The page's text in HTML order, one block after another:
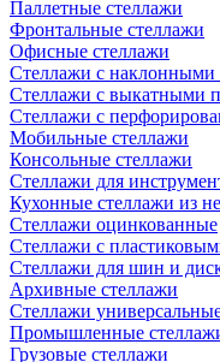
Паллетные стеллажи
Фронтальные стеллажи
Офисные стеллажи
Стеллажи с наклонными
Стеллажи с выкатными
Стеллажи с
Мобильные стеллажи
Консольные стеллажи
Стеллажи для
Кухонные стеллажи из
Стеллажи оцинкованные
Стеллажи с
Стеллажи для шин и
Архивные стеллажи
Стеллажи
Промышленные
Грузовые стеллажи